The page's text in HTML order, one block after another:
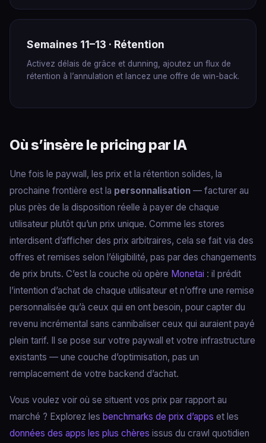
Semaines 11–13 · Rétention
Activez délais de grâce et dunning, ajoutez un flux de
rétention à l’annulation et lancez une offre de win-back.
Où s’insère le pricing par IA
Une fois le paywall, les prix et la rétention solides, la
prochaine frontière est la personnalisation — facturer au
plus près de la disposition réelle à payer de chaque
utilisateur plutôt qu’un prix unique. Comme les stores
interdisent d’afficher des prix arbitraires, cela se fait via des
offres et remises selon l’éligibilité, pas par des changements
de prix bruts. C’est la couche où opère Monetai : il prédit
l’intention d’achat de chaque utilisateur et n’offre une remise
personnalisée qu’à ceux qui en ont besoin, pour capter du
revenu incrémental sans cannibaliser ceux qui auraient payé
plein tarif. Il se pose sur votre paywall et votre infrastructure
existants — une couche d’optimisation, pas un
remplacement de votre backend d’achat.
Vous voulez voir où se situent vos prix par rapport au
marché ? Explorez les benchmarks de prix d’apps et les
données des apps les plus chères issus du crawl quotidien